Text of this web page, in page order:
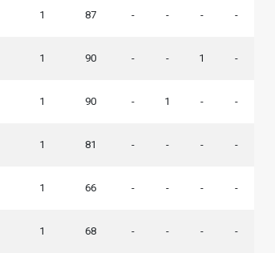
1 87 - - - -
1 90 - - 1 -
1 90 - 1 - -
1 81 - - - -
1 66 - - - -
1 68 - - - -